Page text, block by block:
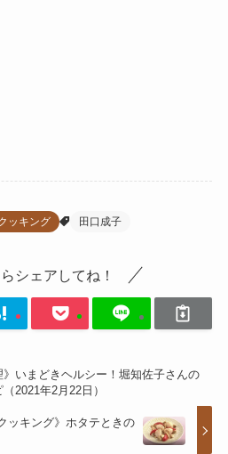
ッキング 田口成子
シェアしてね！
》いまどきヘルシー！堀知佐子さんの
2021年2月22日）
ッキング》ホタテときの